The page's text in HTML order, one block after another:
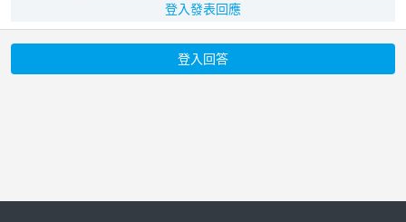
登入發表回應
登入回答